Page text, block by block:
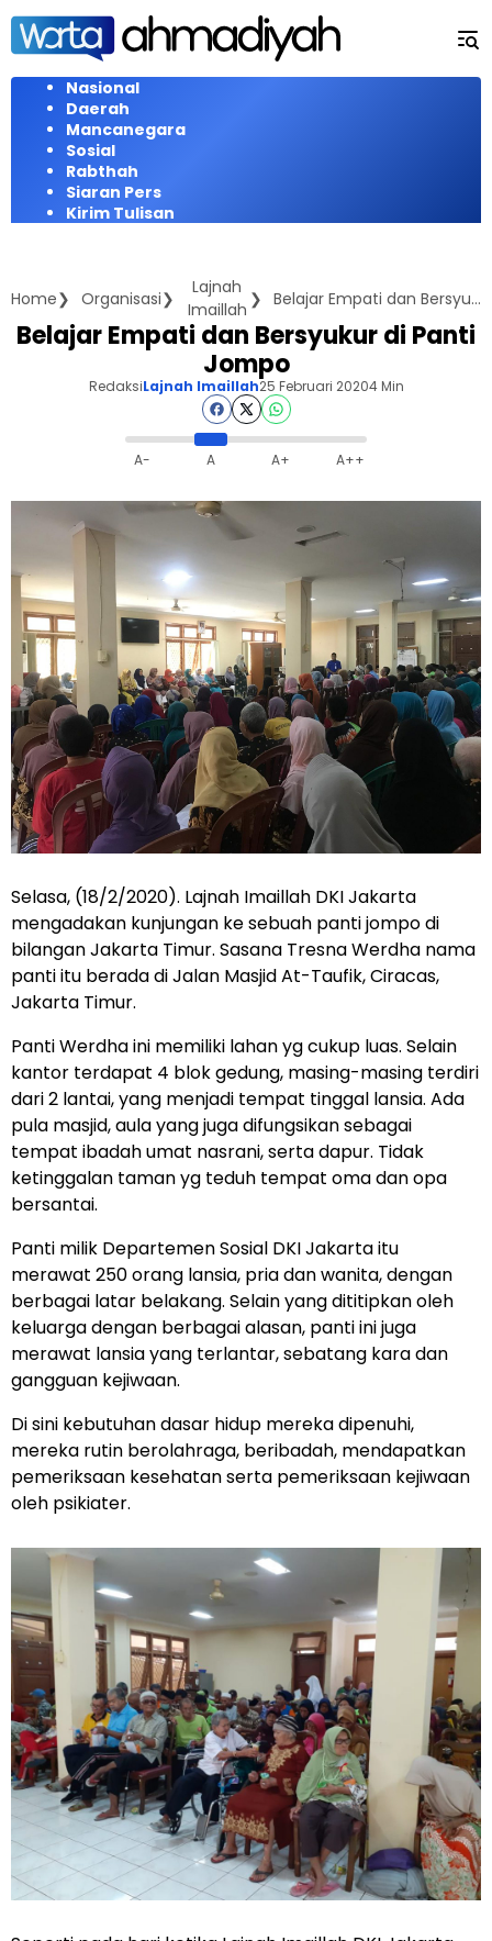
Langsung
konten
Nasional
Daerah
Mancanegara
Sosial
Rabthah
Siaran Pers
Kirim Tulisan
Home Organisasi
Lajnah
Imaillah
Belajar Empati dan Bersyukur di Panti Jompo
Belajar Empati dan Bersyukur di Panti
Jompo
RedaksiLajnah Imaillah25 Februari 20204 Min
A- A A+ A++
Selasa, (18/2/2020). Lajnah Imaillah DKI Jakarta
mengadakan kunjungan ke sebuah panti jompo di
bilangan Jakarta Timur. Sasana Tresna Werdha nama
panti itu berada di Jalan Masjid At-Taufik, Ciracas,
Jakarta Timur.
Panti Werdha ini memiliki lahan yg cukup luas. Selain
kantor terdapat 4 blok gedung, masing-masing terdiri
dari 2 lantai, yang menjadi tempat tinggal lansia. Ada
pula masjid, aula yang juga difungsikan sebagai
tempat ibadah umat nasrani, serta dapur. Tidak
ketinggalan taman yg teduh tempat oma dan opa
bersantai.
Panti milik Departemen Sosial DKI Jakarta itu
merawat 250 orang lansia, pria dan wanita, dengan
berbagai latar belakang. Selain yang dititipkan oleh
keluarga dengan berbagai alasan, panti ini juga
merawat lansia yang terlantar, sebatang kara dan
gangguan kejiwaan.
Di sini kebutuhan dasar hidup mereka dipenuhi,
mereka rutin berolahraga, beribadah, mendapatkan
pemeriksaan kesehatan serta pemeriksaan kejiwaan
oleh psikiater.